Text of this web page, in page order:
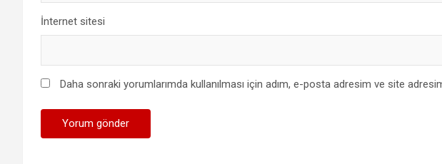
İnternet sitesi
Daha sonraki yorumlarımda kullanılması için adım, e-posta adresim ve site